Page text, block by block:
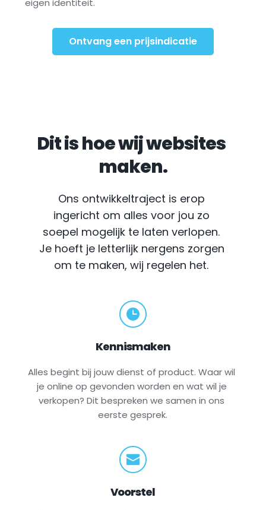
eigen identiteit.
Ontvang een prijsindicatie
Dit is hoe wij websites
maken.
Ons ontwikkeltraject is erop
ingericht om alles voor jou zo
soepel mogelijk te laten verlopen.
Je hoeft je letterlijk nergens zorgen
om te maken, wij regelen het.
Kennismaken
Alles begint bij jouw dienst of product. Waar wil
je online op gevonden worden en wat wil je
verkopen? Dit bespreken we samen in ons
eerste gesprek.
Voorstel